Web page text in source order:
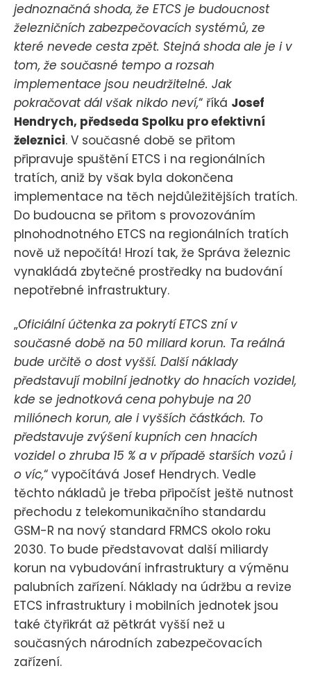
jednoznačná shoda, že ETCS je budoucnost
železničních zabezpečovacích systémů, ze
které nevede cesta zpět. Stejná shoda ale je i v
tom, že současné tempo a rozsah
implementace jsou neudržitelné. Jak
pokračovat dál však nikdo neví,“ říká Josef
Hendrych, předseda Spolku pro efektivní
železnici. V současné době se přitom
připravuje spuštění ETCS i na regionálních
tratích, aniž by však byla dokončena
implementace na těch nejdůležitějších tratích.
Do budoucna se přitom s provozováním
plnohodnotného ETCS na regionálních tratích
nově už nepočítá! Hrozí tak, že Správa železnic
vynakládá zbytečné prostředky na budování
nepotřebné infrastruktury.
„Oficiální účtenka za pokrytí ETCS zní v
současné době na 50 miliard korun. Ta reálná
bude určitě o dost vyšší. Další náklady
představují mobilní jednotky do hnacích vozidel,
kde se jednotková cena pohybuje na 20
miliónech korun, ale i vyšších částkách. To
představuje zvýšení kupních cen hnacích
vozidel o zhruba 15 % a v případě starších vozů i
o víc,“ vypočítává Josef Hendrych. Vedle
těchto nákladů je třeba připočíst ještě nutnost
přechodu z telekomunikačního standardu
GSM-R na nový standard FRMCS okolo roku
2030. To bude představovat další miliardy
korun na vybudování infrastruktury a výměnu
palubních zařízení. Náklady na údržbu a revize
ETCS infrastruktury i mobilních jednotek jsou
také čtyřikrát až pětkrát vyšší než u
současných národních zabezpečovacích
zařízení.